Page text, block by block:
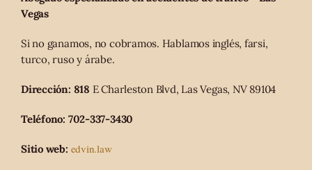
Vegas
Si no ganamos, no cobramos. Hablamos inglés, farsi,
turco, ruso y árabe.
Dirección: 818 E Charleston Blvd, Las Vegas, NV 89104
Teléfono: 702-337-3430
Sitio web: edvin.law